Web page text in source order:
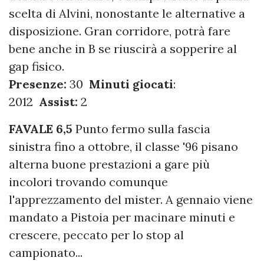
scelta di Alvini, nonostante le alternative a
disposizione. Gran corridore, potrà fare
bene anche in B se riuscirà a sopperire al
gap fisico.
Presenze: 30 Minuti giocati:
2012 Assist: 2
FAVALE 6,5 Punto fermo sulla fascia
sinistra fino a ottobre, il classe '96 pisano
alterna buone prestazioni a gare più
incolori trovando comunque
l'apprezzamento del mister. A gennaio viene
mandato a Pistoia per macinare minuti e
crescere, peccato per lo stop al
campionato...